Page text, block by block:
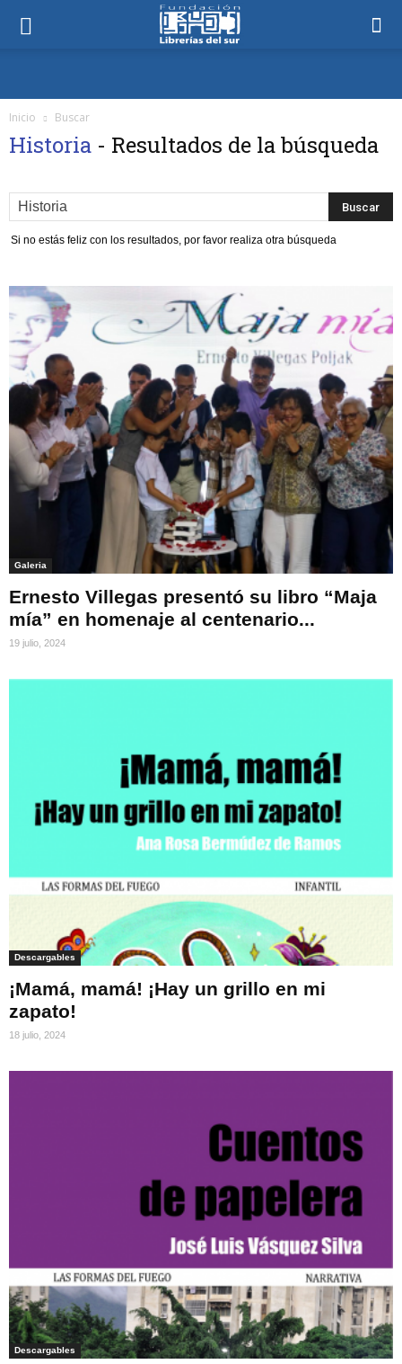
Inicio Buscar
Historia - Resultados de la búsqueda
Si no estás feliz con los resultados, por favor realiza otra búsqueda
Galeria
Ernesto Villegas presentó su libro “Maja
mía” en homenaje al centenario...
19 julio, 2024
Descargables
¡Mamá, mamá! ¡Hay un grillo en mi
zapato!
18 julio, 2024
Descargables